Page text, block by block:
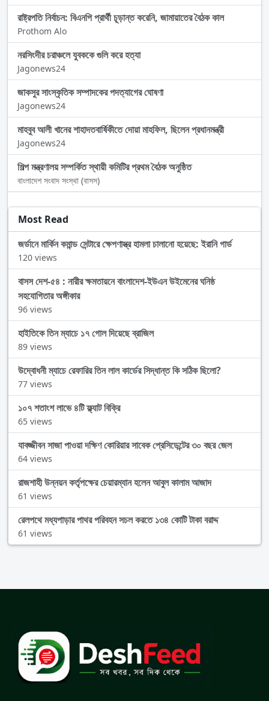
রাষ্ট্রপতি নির্বাচন: বিএনপি প্রার্থী চূড়ান্ত করেনি, জামায়াতের বৈঠক কাল
Prothom Alo
নরসিংদীর চরাঞ্চলে যুবককে গুলি করে হত্যা
Jagonews24
জাকসুর সাংস্কৃতিক সম্পাদকের পদত্যাগের ঘোষণা
Jagonews24
মাহবুব আলী খানের শাহাদতবার্ষিকীতে দোয়া মাহফিল, ছিলেন প্রধানমন্ত্রী
Jagonews24
শিল্প মন্ত্রণালয় সম্পর্কিত স্থায়ী কমিটির প্রথম বৈঠক অনুষ্ঠিত
বাংলাদেশ সংবাদ সংস্থা (বাসস)
Most Read
জর্ডানে মার্কিন কমান্ড সেন্টারে ক্ষেপণাস্ত্র হামলা চালানো হয়েছে: ইরানি গার্ড
120 views
বাসস দেশ-৫৪ : নারীর ক্ষমতায়নে বাংলাদেশ-ইউএন উইমেনের ঘনিষ্ঠ
সহযোগিতার অঙ্গীকার
96 views
হাইতিকে তিন ম্যাচে ১৭ গোল দিয়েছে ব্রাজিল
89 views
উদ্বোধনী ম্যাচে রেফারির তিন লাল কার্ডের সিদ্ধান্ত কি সঠিক ছিলো?
77 views
১০৭ শতাংশ লাভে ৪টি ফ্ল্যাট বিক্রি
65 views
যাবজ্জীবন সাজা পাওয়া দক্ষিণ কোরিয়ার সাবেক প্রেসিডেন্টের ৩০ বছর জেল
64 views
রাজশাহী উন্নয়ন কর্তৃপক্ষের চেয়ারম্যান হলেন আবুল কালাম আজাদ
61 views
রেলপথে মধ্যপাড়ার পাথর পরিবহন সচল করতে ১৩৪ কোটি টাকা বরাদ্দ
61 views